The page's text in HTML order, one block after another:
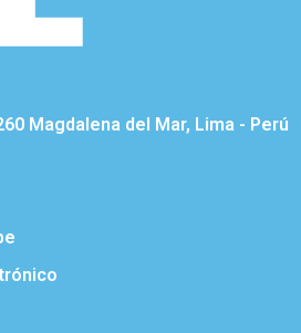
Magdalena del Mar, Lima - Perú